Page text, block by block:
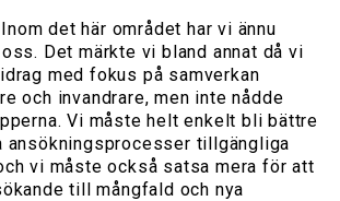
Inom det här området har vi ännu
Det märkte vi bland annat då vi
med fokus på samverkan
och invandrare, men inte nådde
Vi måste helt enkelt bli bättre
ansökningsprocesser tillgängliga
vi måste också satsa mera för att
till mångfald och nya